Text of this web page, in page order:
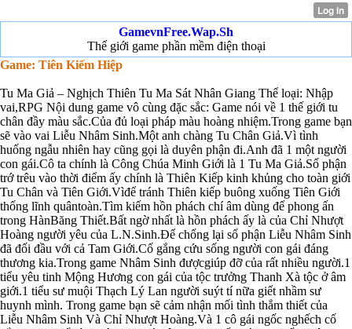
GamevnFree.Wap.Sh
Thế giới game phần mềm điện thoại
Game: Tiên Kiếm Hiệp
Tu Ma Giả – Nghịch Thiên Tu Ma Sát Nhân Giang Thể loại: Nhập
vai,RPG Nội dung game vô cùng đặc sắc: Game nói về 1 thế giới tu
chân đầy màu sắc.Của đủ loại pháp màu hoàng nhiệm.Trong game bạn
sẽ vào vai Liễu Nhâm Sinh.Một anh chàng Tu Chân Giả.Vì tình
huống ngẫu nhiên hay cũng gọi là duyên phận đi.Anh đã 1 một người
con gái.Cô ta chính là Công Chúa Minh Giới là 1 Tu Ma Giả.Số phận
trớ trêu vào thời điểm ấy chính là Thiên Kiếp kinh khủng cho toàn giới
Tu Chân và Tiên Giới.Vìđể tránh Thiên kiếp buông xuống Tiên Giới
thống lĩnh quântoàn.Tìm kiếm hồn phách chí âm dùng để phong ấn
trong HànBăng Thiết.Bất ngờ nhất là hồn phách ấy là của Chỉ Nhượt
Hoàng người yêu của L.N.Sinh.Để chống lại số phận Liễu Nhâm Sinh
đã đối đầu với cả Tam Giới.Cố gắng cứu sống người con gái đáng
thương kia.Trong game Nhâm Sinh đượcgiúp đỡ của rất nhiều người.1
tiểu yêu tinh Mộng Hương con gái của tộc trưởng Thanh Xà tộc ở âm
giới.1 tiểu sư muội Thạch Lý Lan người suýt tí nữa giết nhầm sư
huynh mình. Trong game bạn sẽ cảm nhận mối tình thắm thiết của
Liễu Nhâm Sinh Và Chỉ Nhượt Hoàng.Và 1 cô gái ngốc nghếch cố